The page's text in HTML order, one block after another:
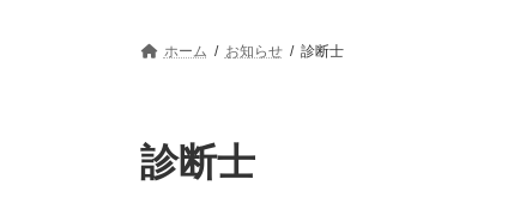
ホーム お知らせ 診断士
診断士